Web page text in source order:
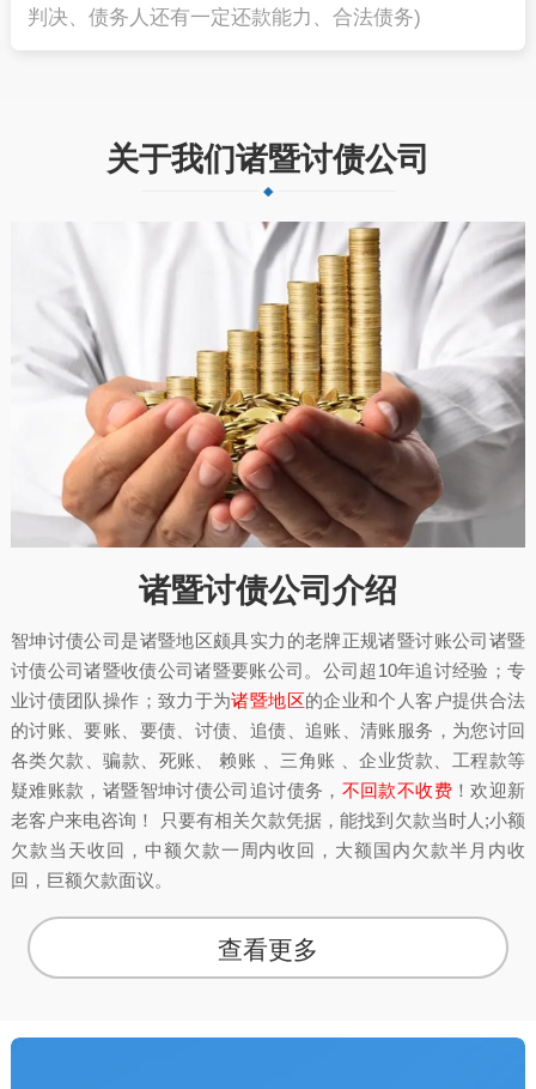
判决、债务人还有一定还款能力、合法债务)
关于我们诸暨讨债公司
诸暨讨债公司介绍
智坤讨债公司是诸暨地区颇具实力的老牌正规诸暨讨账公司诸暨
讨债公司诸暨收债公司诸暨要账公司。公司超10年追讨经验；专
业讨债团队操作；致力于为诸暨地区的企业和个人客户提供合法
的讨账、要账、要债、讨债、追债、追账、清账服务，为您讨回
各类欠款、骗款、死账、 赖账 、三角账 、企业货款、工程款等
疑难账款，诸暨智坤讨债公司追讨债务， 不回款不收费！欢迎新
老客户来电咨询！ 只要有相关欠款凭据，能找到欠款当时人;小额
欠款当天收回，中额欠款一周内收回，大额国内欠款半月内收
回，巨额欠款面议。
查看更多